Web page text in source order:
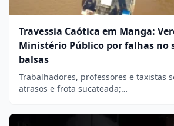
Travessia Caótica em Manga:
Ministério Público por falhas no
balsas
Trabalhadores, professores e taxistas
atrasos e frota sucateada;…